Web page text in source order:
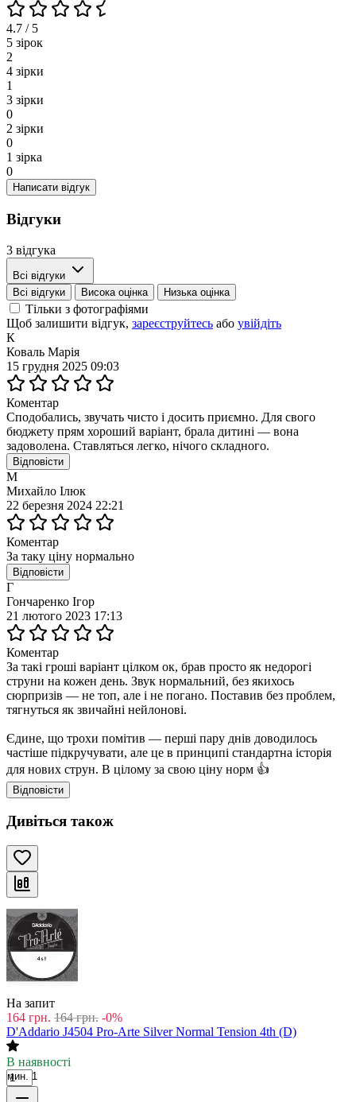
4.7 / 5
5 зірок
2
4 зірки
1
3 зірки
0
2 зірки
0
1 зірка
0
Написати відгук
Відгуки
3 відгука
Всі відгуки
Всі відгуки
Висока оцінка Низька оцінка
Тільки з фотографіями
Щоб залишити відгук, зареєструйтесь або увійдіть
К
Коваль Марія
15 грудня 2025 09:03
Коментар
Сподобались, звучать чисто і досить приємно. Для свого
бюджету прям хороший варіант, брала дитині — вона
задоволена. Ставляться легко, нічого складного.
Відповісти
М
Михайло Ілюк
22 березня 2024 22:21
Коментар
За таку ціну нормально
Відповісти
Г
Гончаренко Ігор
21 лютого 2023 17:13
Коментар
За такі гроші варіант цілком ок, брав просто як недорогі
струни на кожен день. Звук нормальний, без якихось
сюрпризів — не топ, але і не погано. Поставив без проблем,
тягнуться як звичайні нейлонові.
Єдине, що трохи помітив — перші пару днів доводилось
частіше підкручувати, але це в принципі стандартна історія
для нових струн. В цілому за свою ціну норм 👍
Відповісти
Дивіться також
На запит
164 грн. 164 грн. -0%
D'Addario J4504 Pro-Arte Silver Normal Tension 4th (D)
В наявності
мин. 1